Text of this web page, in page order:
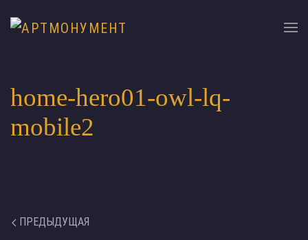
home-hero01-owl-lq-
mobile2
ПРЕДЫДУЩАЯ